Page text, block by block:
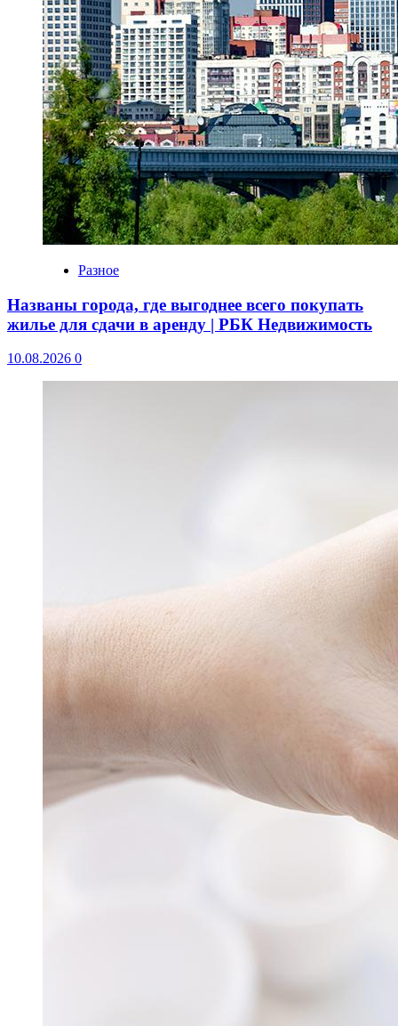
Разное
Названы города, где выгоднее всего покупать
жилье для сдачи в аренду | РБК Недвижимость
10.08.2026 0